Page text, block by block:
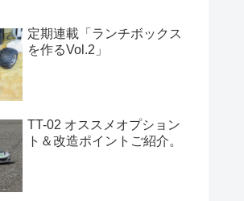
定期連載「ランチボックス
を作るVol.2」
TT-02 オススメオプション
ト＆改造ポイントご紹介。